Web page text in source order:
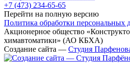
+7 (473) 234-65-65
Перейти на полную версию
Политика обработки персональных
Акционерное общество
химавтоматики» (АО КБХА)
Создание сайта — Студия